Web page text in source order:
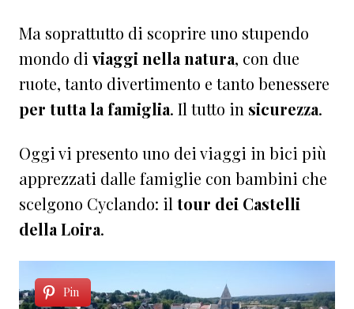
Ma soprattutto di scoprire uno stupendo
mondo di viaggi nella natura, con due
ruote, tanto divertimento e tanto benessere
per tutta la famiglia. Il tutto in sicurezza.
Oggi vi presento uno dei viaggi in bici più
apprezzati dalle famiglie con bambini che
scelgono Cyclando: il tour dei Castelli
della Loira.
Pin